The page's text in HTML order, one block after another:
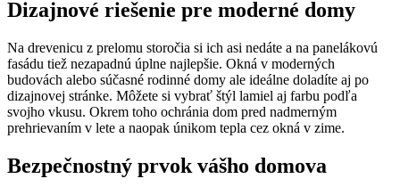
Dizajnové riešenie pre moderné domy
Na drevenicu z prelomu storočia si ich asi nedáte a na panelákovú
fasádu tiež nezapadnú úplne najlepšie. Okná v moderných
budovách alebo súčasné rodinné domy ale ideálne doladíte aj po
dizajnovej stránke. Môžete si vybrať štýl lamiel aj farbu podľa
svojho vkusu. Okrem toho ochránia dom pred nadmerným
prehrievaním v lete a naopak únikom tepla cez okná v zime.
Bezpečnostný prvok vášho domova